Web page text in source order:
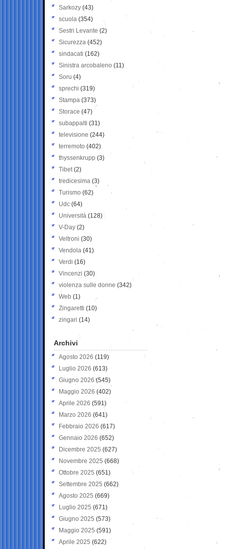
Sarkozy (43)
scuola (354)
Sestri Levante (2)
Sicurezza (452)
sindacati (162)
Sinistra arcobaleno (11)
Soru (4)
sprechi (319)
Stampa (373)
Storace (47)
subappalti (31)
televisione(244)
terremoto (402)
thyssenkrupp (3)
Tibet(2)
tredicesima (3)
Turismo (62)
Udc (64)
Università (128)
V-Day (2)
Veltroni (30)
Vendola (41)
Verdi (16)
Vincenzi (30)
violenza sulle donne (342)
Web (1)
Zingaretti (10)
zingari (14)
Archivi
Agosto 2026 (119)
Luglio 2026 (613)
Giugno 2026 (545)
Maggio 2026 (402)
Aprile 2026 (591)
Marzo 2026 (641)
Febbraio 2026 (617)
Gennaio 2026 (652)
Dicembre 2025 (627)
Novembre 2025 (668)
Ottobre 2025 (651)
Settembre 2025 (662)
Agosto 2025 (669)
Luglio 2025 (671)
Giugno 2025 (573)
Maggio 2025 (591)
Aprile 2025 (622)